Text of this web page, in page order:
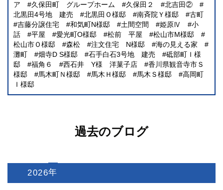
ア
久保田町 グループホーム 久保田２
北吉田②
北黒田4号地 建売
北黒田Ｏ様邸 南斉院Ｙ様邸
古町
吉藤分譲住宅
和気町N様邸 土間空間 姫原Ⅳ
小
話
平屋 愛光町O様邸 松前 平屋
松山市M様邸
松山市Ｏ様邸
森松 注文住宅 N様邸
海の見える家
灘町
畑寺D S様邸 石手白石3号地 建売
砥部町Ｉ様
邸
福角６ 西石井 Y様 洋菓子店
香川県観音寺市Ｓ
様邸
馬木町Ｎ様邸 馬木Ｈ様邸 馬木Ｓ様邸
高岡町
Ｉ様邸
過去のブログ
2026: